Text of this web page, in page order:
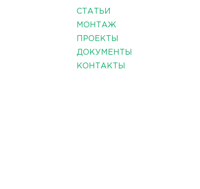
СТАТЬИ
МОНТАЖ
ПРОЕКТЫ
ДОКУМЕНТЫ
КОНТАКТЫ